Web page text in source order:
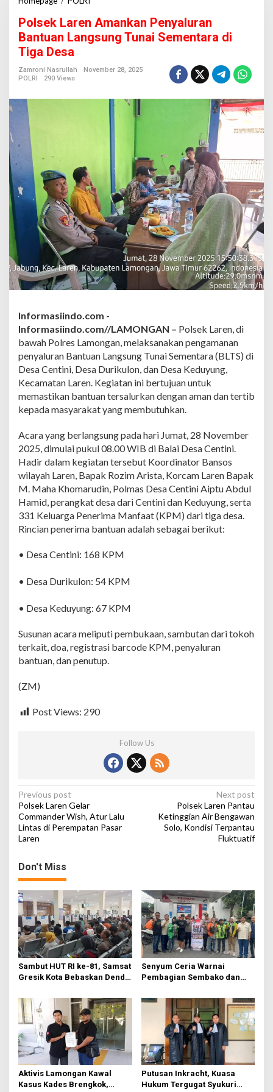
l
s
e
L
e
a
n
P
e
n
y
a
u
r
a
a
n
t
a
n
L
a
n
u
n
g
T
u
n
a
i
S
m
e
t
a
i
T
i
s
Polsek Laren Amankan Penyaluran
Bantuan Langsung Tunai Sementara di
Tiga Desa
Zamroni Nasrullah
November 28, 2025
POLRI
290 Views
Informasiindo.com -
Informasiindo.com//LAMONGAN – Polsek Laren, di
bawah Polres Lamongan, melaksanakan pengamanan
penyaluran Bantuan Langsung Tunai Sementara (BLTS) di
Desa Centini, Desa Durikulon, dan Desa Keduyung,
Kecamatan Laren. Kegiatan ini bertujuan untuk
memastikan bantuan tersalurkan dengan aman dan tertib
kepada masyarakat yang membutuhkan.
Acara yang berlangsung pada hari Jumat, 28 November
2025, dimulai pukul 08.00 WIB di Balai Desa Centini.
Hadir dalam kegiatan tersebut Koordinator Bansos
wilayah Laren, Bapak Rozim Arista, Korcam Laren Bapak
M. Maha Khomarudin, Polmas Desa Centini Aiptu Abdul
Hamid, perangkat desa dari Centini dan Keduyung, serta
331 Keluarga Penerima Manfaat (KPM) dari tiga desa.
Rincian penerima bantuan adalah sebagai berikut:
• Desa Centini: 168 KPM
• Desa Durikulon: 54 KPM
• Desa Keduyung: 67 KPM
Susunan acara meliputi pembukaan, sambutan dari tokoh
terkait, doa, registrasi barcode KPM, penyaluran
bantuan, dan penutup.
(ZM)
Post Views: 290
Follow Us
P
o
s
n
a
v
i
g
a
t
i
o
n
Previous post
Polsek Laren Gelar
Commander Wish, Atur Lalu
Lintas di Perempatan Pasar
Laren
Next post
Polsek Laren Pantau
Ketinggian Air Bengawan
Solo, Kondisi Terpantau
Fluktuatif
Don't Miss
Sambut HUT RI ke-81, Samsat
Gresik Kota Bebaskan Denda
Senyum Ceria Warnai
Pembagian Sembako dan
Gresik
Aktivis Lamongan Kawal
Kasus Kades Brengkok,
Putusan Inkracht, Kuasa
Hukum Tergugat Syukuri